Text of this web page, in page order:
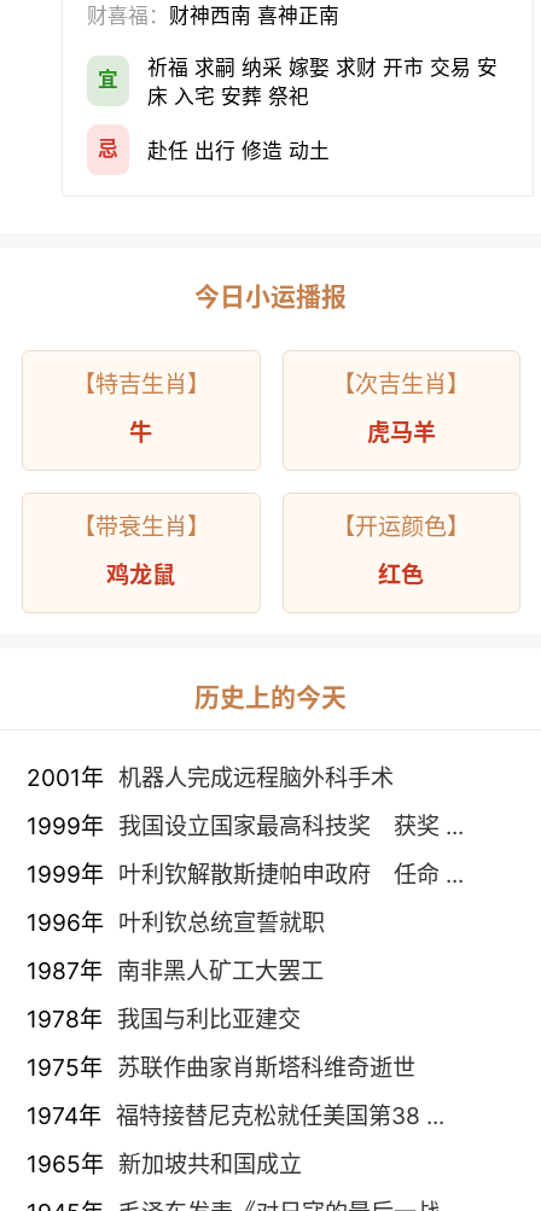
财喜福： 财神西南 喜神正南
宜
祈福 求嗣 纳采 嫁娶 求财 开市 交易 安
床 入宅 安葬 祭祀
忌 赴任 出行 修造 动土
今日小运播报
【特吉生肖】
牛
【次吉生肖】
虎马羊
【带衰生肖】
鸡龙鼠
【开运颜色】
红色
历史上的今天
2001年 机器人完成远程脑外科手术
1999年 我国设立国家最高科技奖 获奖 ...
1999年 叶利钦解散斯捷帕申政府 任命 ...
1996年 叶利钦总统宣誓就职
1987年 南非黑人矿工大罢工
1978年 我国与利比亚建交
1975年 苏联作曲家肖斯塔科维奇逝世
1974年 福特接替尼克松就任美国第38 ...
1965年 新加坡共和国成立